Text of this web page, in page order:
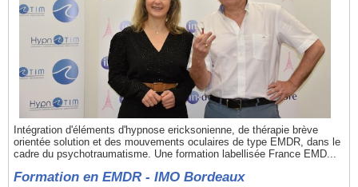
Intégration d'éléments d'hypnose ericksonienne, de thérapie brève
orientée solution et des mouvements oculaires de type EMDR, dans le
cadre du psychotraumatisme. Une formation labellisée France EMD...
Formation en EMDR - IMO Bordeaux